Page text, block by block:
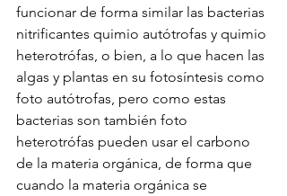
funcionar de forma similar las bacterias
nitrificantes quimio autótrofas y quimio
heterotrófas, o bien, a lo que hacen las
algas y plantas en su fotosíntesis como
foto autótrofas, pero como estas
bacterias son también foto
heterotrófas pueden usar el carbono
de la materia orgánica, de forma que
cuando la materia orgánica se